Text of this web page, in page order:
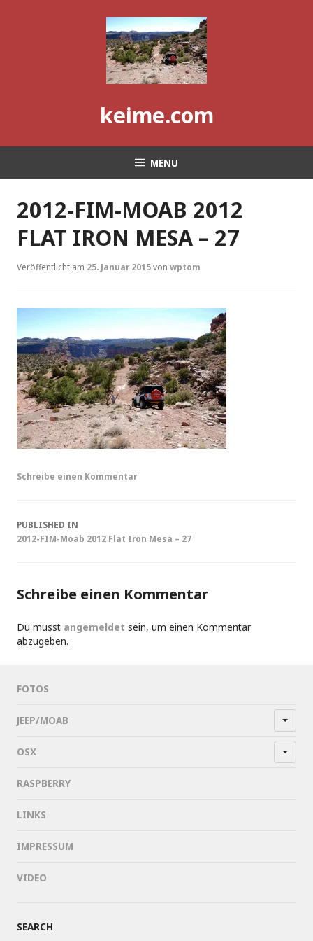
keime.com
MENU
2012-FIM-MOAB 2012
FLAT IRON MESA – 27
Veröffentlicht am 25. Januar 2015von wptom
Schreibe einen Kommentar
Post
PUBLISHED IN
2012-FIM-Moab 2012 Flat Iron Mesa – 27
Schreibe einen Kommentar
Du musst angemeldet sein, um einen Kommentar
abzugeben.
FOTOS
JEEP/MOAB
OSX
RASPBERRY
LINKS
IMPRESSUM
VIDEO
SEARCH